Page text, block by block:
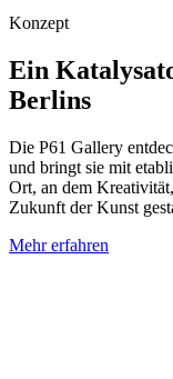
Konzept
Ein
Berlins
Die P61 Gallery
und bringt sie mit
Ort, an dem
Zukunft der Kunst
Mehr erfahren